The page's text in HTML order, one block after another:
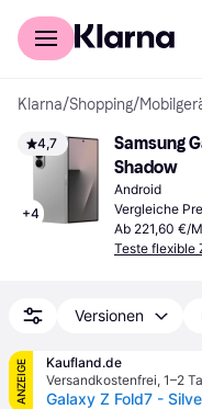
Für Shopper
Klarna/Shopping/
4,7
+4
Samsung
Shadow
Android
Vergleiche
Ab 221,60 €/
Teste flexible
Versionen
ANZEIGE
Kaufland.de
Versandkostenfrei, 1–2